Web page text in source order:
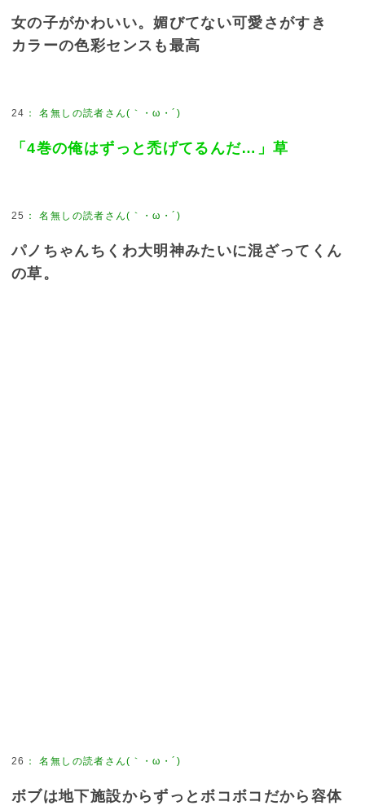
女の子がかわいい。媚びてない可愛さがすき
カラーの色彩センスも最高
24 ：名無しの読者さん(｀・ω・´)
「4巻の俺はずっと禿げてるんだ…」草
25 ：名無しの読者さん(｀・ω・´)
パノちゃんちくわ大明神みたいに混ざってくん
の草。
26 ：名無しの読者さん(｀・ω・´)
ボブは地下施設からずっとボコボコだから容体